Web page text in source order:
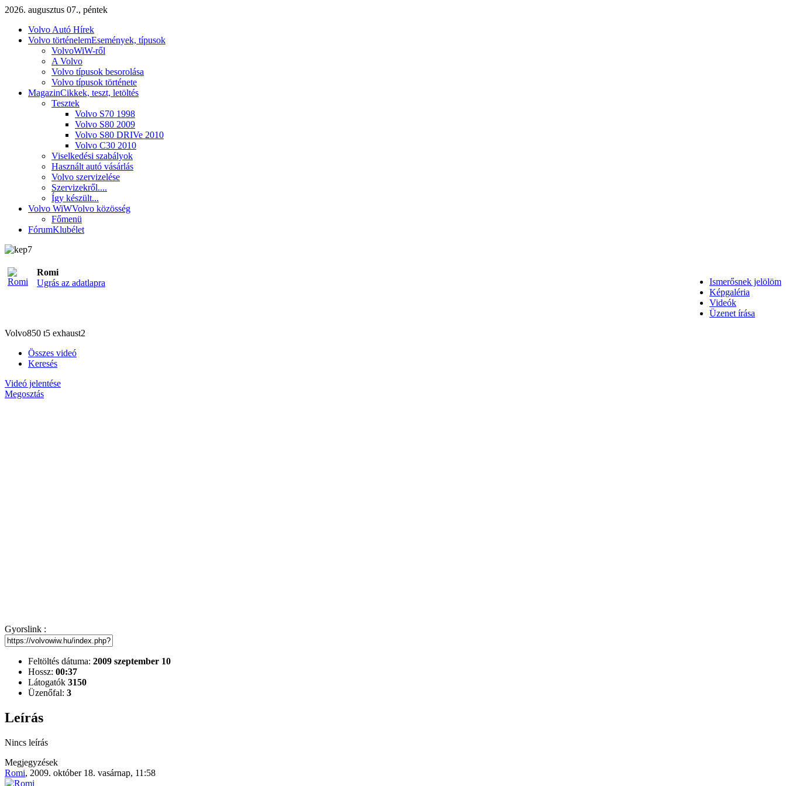
2026. augusztus 07., péntek
Volvo Autó Hírek
Volvo történelemEsemények, típusok
VolvoWiW-ről
A Volvo
Volvo típusok besorolása
Volvo típusok története
MagazinCikkek, teszt, letöltés
Tesztek
Volvo S70 1998
Volvo S80 2009
Volvo S80 DRIVe 2010
Volvo C30 2010
Viselkedési szabályok
Használt autó vásárlás
Volvo szervizelése
Szervizekről....
Így készült...
Volvo WiWVolvo közösség
Főmenü
FórumKlubélet
Romi
Ugrás az adatlapra
Ismerősnek jelölöm
Képgaléria
Videók
Üzenet írása
Volvo850 t5 exhaust2
Összes videó
Keresés
Videó jelentése
Megosztás
Gyorslink :
Feltöltés dátuma: 2009 szeptember 10
Hossz: 00:37
Látogatók 3150
Üzenőfal: 3
Leírás
Nincs leírás
Megjegyzések
Romi, 2009. október 18. vasárnap, 11:58